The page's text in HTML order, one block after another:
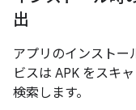
出
アプリのインストー
ビスは APK をスキ
検索します。